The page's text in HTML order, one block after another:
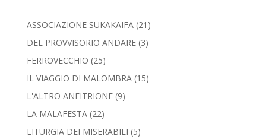
ASSOCIAZIONE SUKAKAIFA(21)
DEL PROVVISORIO ANDARE(3)
FERROVECCHIO (25)
IL VIAGGIO DI MALOMBRA(15)
L'ALTRO ANFITRIONE(9)
LA MALAFESTA(22)
LITURGIA DEI MISERABILI (5)